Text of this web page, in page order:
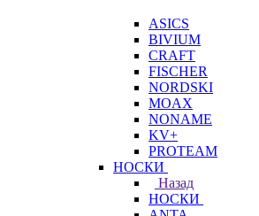
ASICS
BIVIUM
CRAFT
FISCHER
NORDSKI
MOAX
NONAME
KV+
PROTEAM
НОСКИ
Назад
НОСКИ